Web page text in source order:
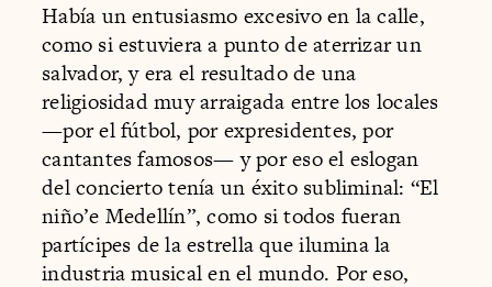
Había un entusiasmo excesivo en la calle,
como si estuviera a punto de aterrizar un
salvador, y era el resultado de una
religiosidad muy arraigada entre los locales
—por el fútbol, por expresidentes, por
cantantes famosos— y por eso el eslogan
del concierto tenía un éxito subliminal: “El
niño’e Medellín”, como si todos fueran
partícipes de la estrella que ilumina la
industria musical en el mundo. Por eso,